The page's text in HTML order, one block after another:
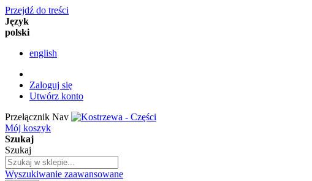
Przejdź do treści
Język
polski
english
Zaloguj się
Utwórz konto
Przełącznik Nav
Mój koszyk
Szukaj
Szukaj
Wyszukiwanie zaawansowane